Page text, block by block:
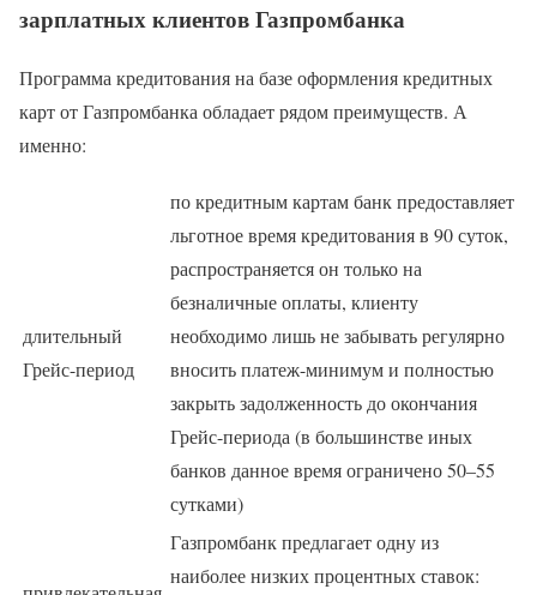
зарплатных клиентов Газпромбанка
Программа кредитования на базе оформления кредитных
карт от Газпромбанка обладает рядом преимуществ. А
именно:
длительный
Грейс-период
по кредитным картам банк предоставляет
льготное время кредитования в 90 суток,
распространяется он только на
безналичные оплаты, клиенту
необходимо лишь не забывать регулярно
вносить платеж-минимум и полностью
закрыть задолженность до окончания
Грейс-периода (в большинстве иных
банков данное время ограничено 50–55
сутками)
Газпромбанк предлагает одну из
наиболее низких процентных ставок: